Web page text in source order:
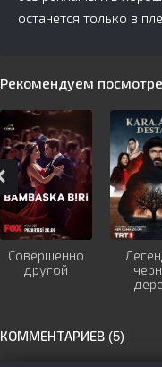
останется только в
Рекомендуем
Совершенно
другой
КОММЕНТАРИЕВ (5)